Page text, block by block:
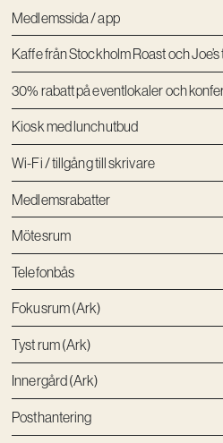
Medlemssida / app
Kaffe från Stockholm Roast och Joe’s
30% rabatt på eventlokaler och
Kiosk med lunchutbud
Wi-Fi / tillgång till skrivare
Medlemsrabatter
Mötesrum
Telefonbås
Fokusrum (Ark)
Tyst rum (Ark)
Innergård (Ark)
Posthantering